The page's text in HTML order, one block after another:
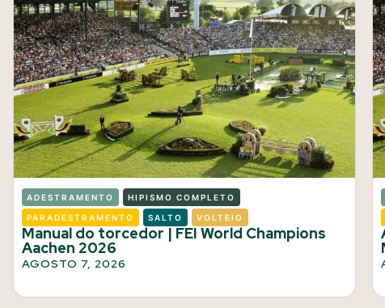
ADESTRAMENTO HIPISMO COMPLETO
PARADESTRAMENTO SALTO VOLTEIO
Manual do torcedor | FEI World Champions
Aachen 2026
AGOSTO 7, 2026